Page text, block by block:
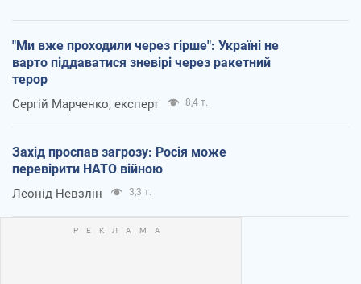
"Ми вже проходили через гірше": Україні не
варто піддаватися зневірі через ракетний
терор
Сергій Марченко, експерт 8,4 т.
Захід проспав загрозу: Росія може
перевірити НАТО війною
Леонід Невзлін 3,3 т.